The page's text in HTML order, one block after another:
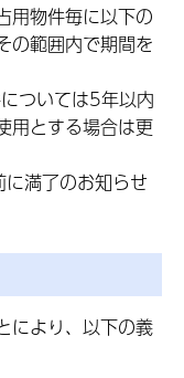
用物件毎に以下の
の範囲内で期間を
ついては5年以内
用とする場合は更
満了のお知らせ
により、以下の義